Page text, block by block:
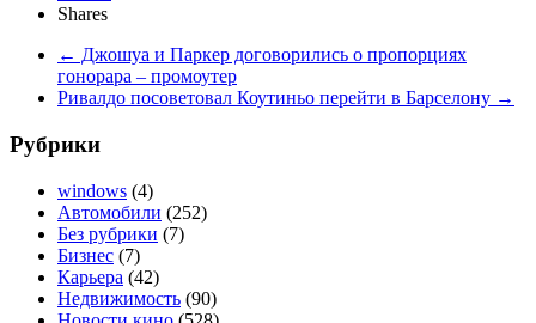
Shares
← Джошуа и Паркер договорились о пропорциях
гонорара – промоутер
Ривалдо посоветовал Коутиньо перейти в Барселону →
Рубрики
windows (4)
Автомобили (252)
Без рубрики (7)
Бизнес (7)
Карьера (42)
Недвижимость (90)